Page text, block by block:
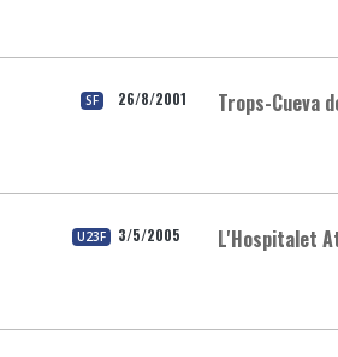
SF 26/8/2001 Trops-Cueva
U23F 3/5/2005 L'Hospitalet